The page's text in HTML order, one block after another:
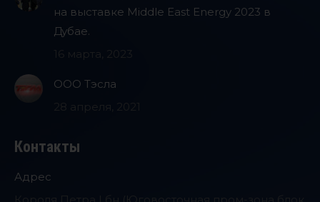
на выставке Middle East Energy 2023 в
Дубае.
ООО Тэсла
Контакты
Адрес